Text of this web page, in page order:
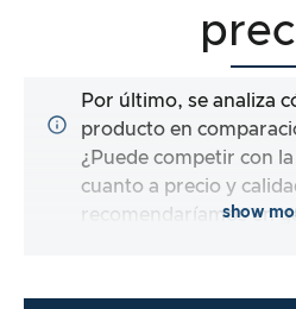
Por último, se analiza
producto en
¿Puede competir con
cuanto a precio y
recomendaríamos en
show